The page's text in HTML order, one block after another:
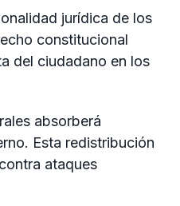
jurídica de los
constitucional
del ciudadano en los
absorberá
Esta redistribución
ataques